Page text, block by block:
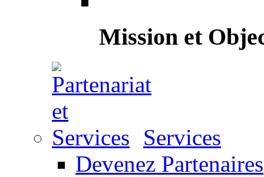
Mission et
Services
Devenez Partenaires